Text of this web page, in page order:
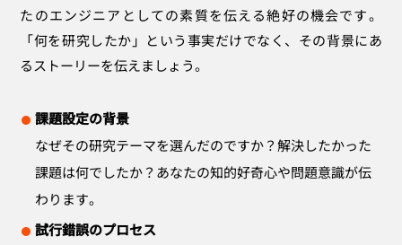
たのエンジニアとしての素質を伝える絶好の機会です。
「何を研究したか」という事実だけでなく、その背景にあ
るストーリーを伝えましょう。
課題設定の背景
なぜその研究テーマを選んだのですか？解決したかった
課題は何でしたか？あなたの知的好奇心や問題意識が伝
わります。
試行錯誤のプロセス